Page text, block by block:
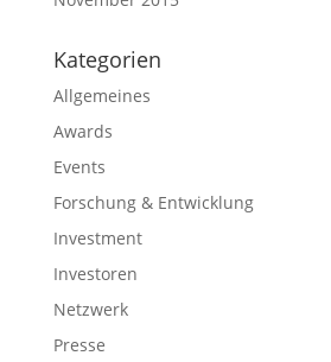
Kategorien
Allgemeines
Awards
Events
Forschung & Entwicklung
Investment
Investoren
Netzwerk
Presse